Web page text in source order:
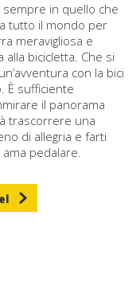
sempre in quello che
tutto il mondo per
meravigliosa e
bicicletta. Che si
con la bici
È sufficiente
il panorama
trascorrere una
di allegria e farti
pedalare.